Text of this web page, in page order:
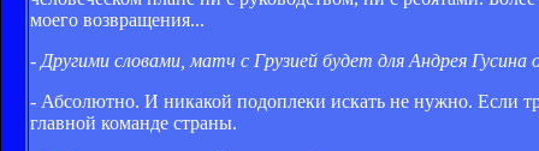
моего возвращения...
- Другими словами, матч с Грузией будет для Андрея
- Абсолютно. И никакой подоплеки искать не нужно. Если
главной команде страны.